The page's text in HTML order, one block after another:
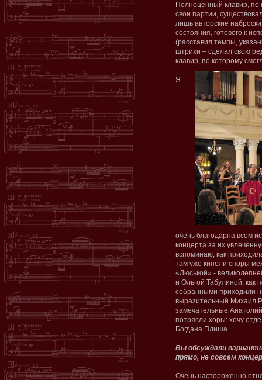
Полноценный клавир, по
свои партии,
лишь авторские
состояния, готового к
(расставил темпы,
штрихи – сделал свою
клавир, по которому
Я
очень благодарна всем
концерта за их
вспоминаю, как
там уже кипели споры
«Люськой» -
и Ольгой Табулиной, как
собранными приходили
выразительный Михаил
замечательные
потрясли хоры: хочу
Богдана Плиша....
Вы обсуждали
прямо, не совсем
Очень настороженно